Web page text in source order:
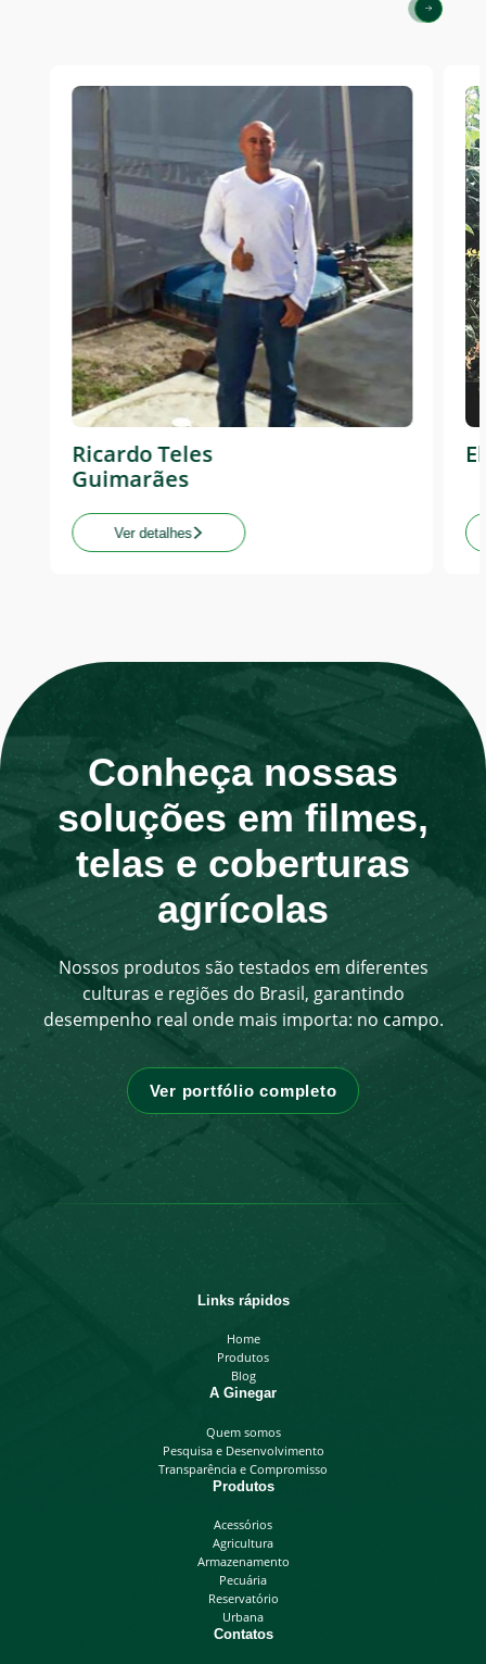
Eventos
Blog
Contato
Ricardo Teles
Guimarães
Ver detalhes
Conheça nossas
soluções em filmes,
telas e coberturas
agrícolas
Nossos produtos são testados em diferentes
culturas e regiões do Brasil, garantindo
desempenho real onde mais importa: no campo.
Ver portfólio completo
Links rápidos
Home
Produtos
Blog
A Ginegar
Quem somos
Pesquisa e Desenvolvimento
Transparência e Compromisso
Produtos
Acessórios
Agricultura
Armazenamento
Pecuária
Reservatório
Urbana
Contatos